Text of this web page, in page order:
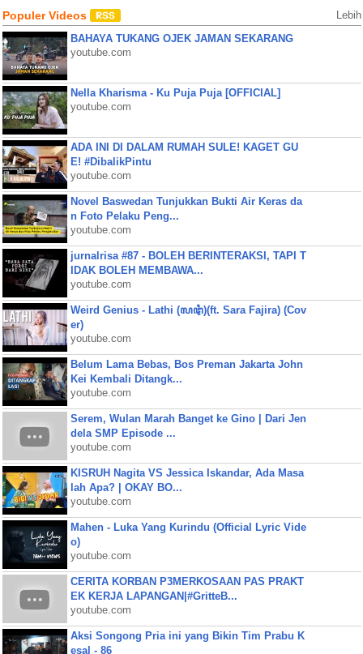
Populer Videos Lebih
BAHAYA TUKANG OJEK JAMAN SEKARANG
youtube.com
Nella Kharisma - Ku Puja Puja [OFFICIAL]
youtube.com
ADA INI DI DALAM RUMAH SULE! KAGET GU
E! #DibalikPintu
youtube.com
Novel Baswedan Tunjukkan Bukti Air Keras da
n Foto Pelaku Peng...
youtube.com
jurnalrisa #87 - BOLEH BERINTERAKSI, TAPI T
IDAK BOLEH MEMBAWA...
youtube.com
Weird Genius - Lathi (ꦭꦛꦶ)(ft. Sara Fajira) (Cov
er)
youtube.com
Belum Lama Bebas, Bos Preman Jakarta John
Kei Kembali Ditangk...
youtube.com
Serem, Wulan Marah Banget ke Gino | Dari Jen
dela SMP Episode ...
youtube.com
KISRUH Nagita VS Jessica Iskandar, Ada Masa
lah Apa? | OKAY BO...
youtube.com
Mahen - Luka Yang Kurindu (Official Lyric Vide
o)
youtube.com
CERITA KORBAN P3MERKOSAAN PAS PRAKT
EK KERJA LAPANGAN|#GritteB...
youtube.com
Aksi Songong Pria ini yang Bikin Tim Prabu K
esal - 86